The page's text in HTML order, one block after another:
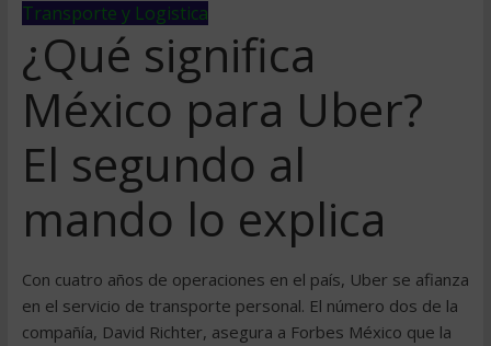
Transporte y Logistica
¿Qué significa
México para Uber?
El segundo al
mando lo explica
Con cuatro años de operaciones en el país, Uber se afianza
en el servicio de transporte personal. El número dos de la
compañía, David Richter, asegura a Forbes México que la